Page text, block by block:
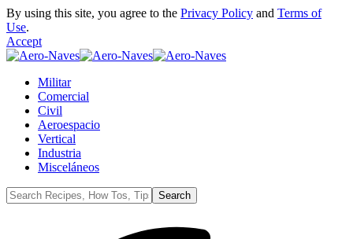
By using this site, you agree to the Privacy Policy and Terms of
Use.
Accept
Militar
Comercial
Civil
Aeroespacio
Vertical
Industria
Misceláneos